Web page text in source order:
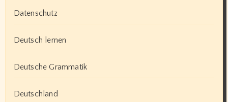
Datenschutz
Deutsch lernen
Deutsche Grammatik
Deutschland